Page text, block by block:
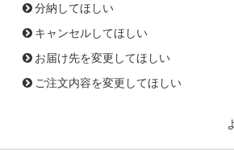
分納してほしい
キャンセルしてほしい
お届け先を変更してほしい
ご注文内容を変更してほしい